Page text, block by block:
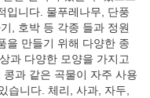
입니다. 물푸레나무, 단풍
, 호박 등 각종 들과 정원
을 만들기 위해 다양한 종
과 다양한 모양을 가지고
과 같은 곡물이 자주 사용
습니다. 체리, 사과, 자두,